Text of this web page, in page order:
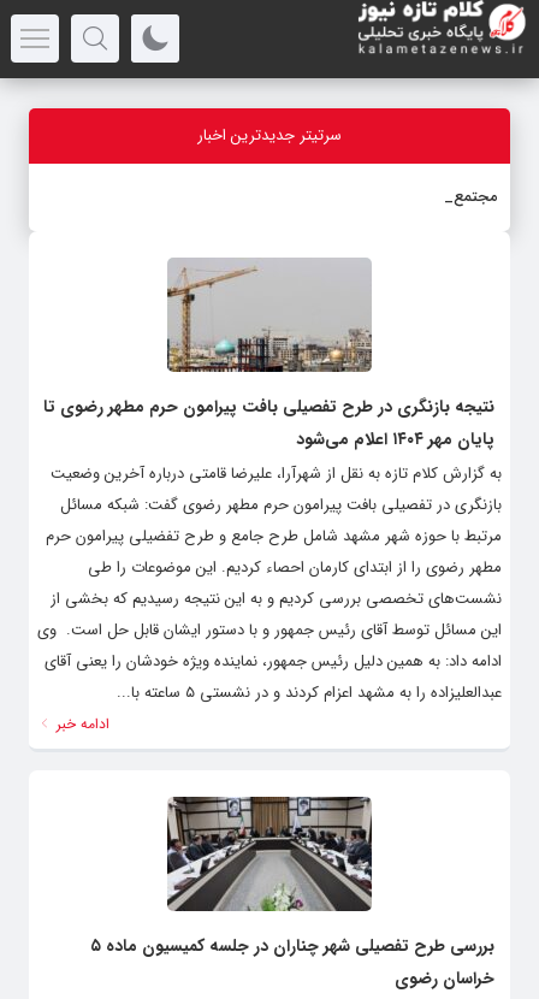
سرتیتر جدیدترین اخبار
مجتمع خدمات رف
نتیجه بازنگری در طرح تفصیلی بافت پیرامون حرم مطهر رضوی تا
پایان مهر ۱۴۰۴ اعلام می‌شود
به گزارش کلام تازه به نقل از شهرآرا، علیرضا قامتی درباره آخرین وضعیت
بازنگری در تفصیلی بافت پیرامون حرم مطهر رضوی گفت: شبکه مسائل
مرتبط با حوزه شهر مشهد شامل طرح جامع و طرح تفضیلی پیرامون حرم
مطهر رضوی را از ابتدای کارمان احصاء کردیم. این موضوعات را طی
نشست‌های تخصصی بررسی کردیم و به این نتیجه رسیدیم که بخشی از
این مسائل توسط آقای رئیس جمهور و با دستور ایشان قابل حل است. ‌ وی
ادامه داد: به همین دلیل رئیس جمهور، نماینده ویژه خودشان را یعنی آقای
عبدالعلیزاده را به مشهد اعزام کردند و در نشستی ۵ ساعته با...
ادامه خبر
بررسی طرح تفصیلی شهر چناران در جلسه کمیسیون ماده ۵
خراسان رضوی